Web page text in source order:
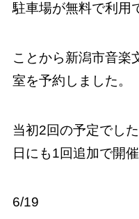
駐車場が無料で利用
ことから新潟市音楽
室を予約しました。
当初2回の予定でし
日にも1回追加で開
6/19